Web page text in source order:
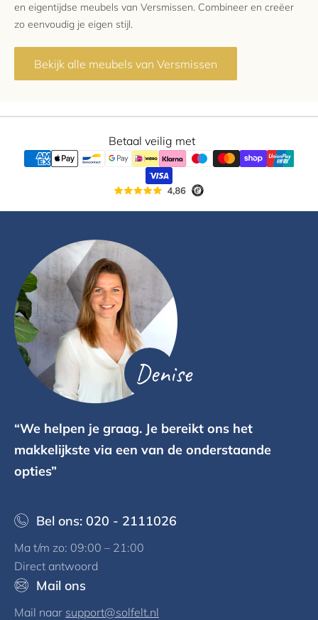
en eigentijdse meubels van Versmissen. Combineer en creëer
zo eenvoudig je eigen stijl.
Bekijk alle meubels van Versmissen
Betaal veilig met
Denise
“We helpen je graag. Je bereikt ons het
makkelijkste via een van de onderstaande
opties”
Bel ons: 020 - 2111026
Ma t/m zo: 09:00 – 21:00
Direct antwoord
Mail ons
Mail naar support@solfelt.nl